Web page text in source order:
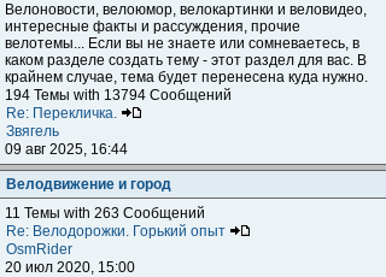
Велоновости, велоюмор, велокартинки и веловидео,
интересные факты и рассуждения, прочие
велотемы... Если вы не знаете или сомневаетесь, в
каком разделе создать тему - этот раздел для вас. В
крайнем случае, тема будет перенесена куда нужно.
194 Темы with 13794 Сообщений
Re: Перекличка.
Звягель
09 авг 2025, 16:44
Велодвижение и город
11 Темы with 263 Сообщений
Re: Велодорожки. Горький опыт
OsmRider
20 июл 2020, 15:00